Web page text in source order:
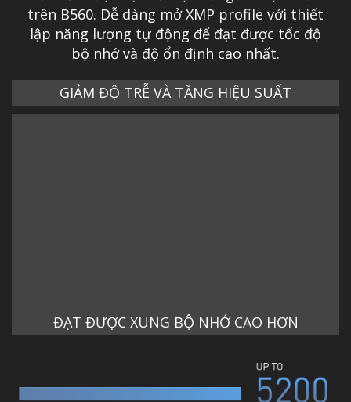
trên B560. Dễ dàng mở XMP profile với thiết
lập năng lượng tự động để đạt được tốc độ
bộ nhớ và độ ổn định cao nhất.
GIẢM ĐỘ TRỄ VÀ TĂNG HIỆU SUẤT
ĐẠT ĐƯỢC XUNG BỘ NHỚ CAO HƠN